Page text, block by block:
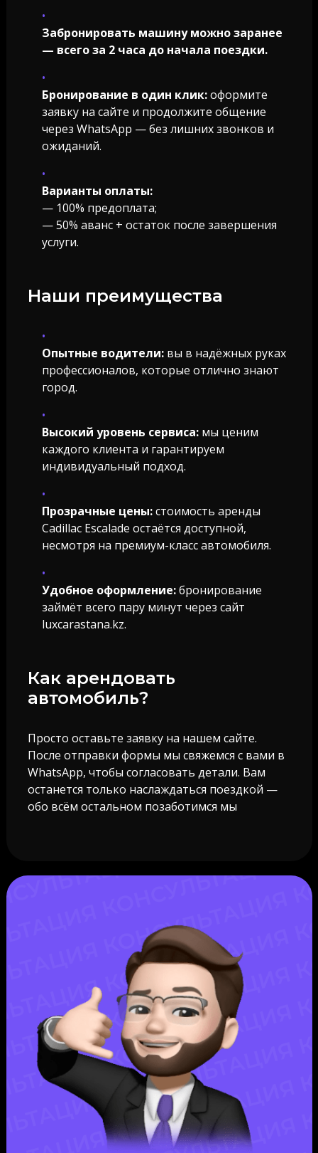
Забронировать машину можно заранее
— всего за 2 часа до начала поездки.
Бронирование в один клик:оформите
заявку на сайте и продолжите общение
через WhatsApp — без лишних звонков и
ожиданий.
Варианты оплаты:
— 100% предоплата;
— 50% аванс + остаток после завершения
услуги.
Наши преимущества
Опытные водители:вы в надёжных руках
профессионалов, которые отлично знают
город.
Высокий уровень сервиса:мы ценим
каждого клиента и гарантируем
индивидуальный подход.
Прозрачные цены:стоимость аренды
Cadillac Escalade остаётся доступной,
несмотря на премиум-класс автомобиля.
Удобное оформление:бронирование
займёт всего пару минут через сайт
luxcarastana.kz.
Как арендовать
автомобиль?
Просто оставьте заявку на нашем сайте.
После отправки формы мы свяжемся с вами в
WhatsApp, чтобы согласовать детали. Вам
останется только наслаждаться поездкой —
обо всём остальном позаботимся мы